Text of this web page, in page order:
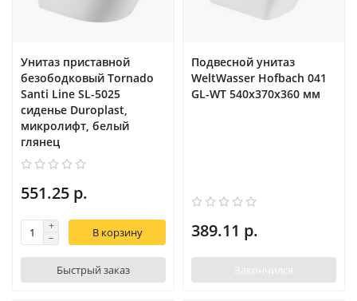
Унитаз приставной
безободковый Tornado
Santi Line SL-5025
сиденье Duroplast,
микролифт, белый
глянец
551.25 р.
В корзину
Быстрый заказ
Подвесной унитаз
WeltWasser Hofbach 041
GL-WT 540х370х360 мм
389.11 р.
Закончился